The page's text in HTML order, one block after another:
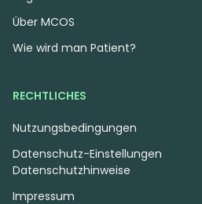
Über MCOS
Wie wird man Patient?
RECHTLICHES
Nutzungsbedingungen
Datenschutzhinweise
Impressum
Datenschutz-Einstellungen